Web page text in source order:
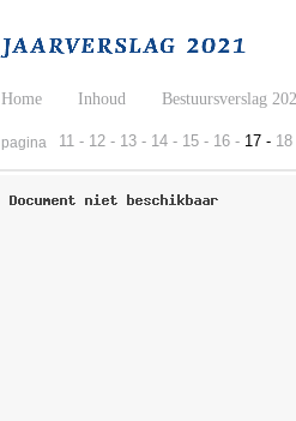
pagina 11 - 12 - 13 - 14 - 15 - 16 - 17 - 18
Home Inhoud Bestuursverslag